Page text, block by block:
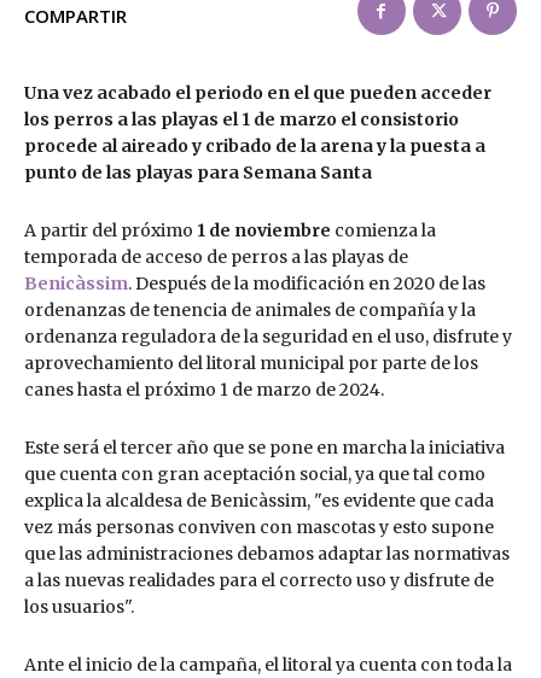
COMPARTIR
Una vez acabado el periodo en el que pueden acceder
los perros a las playas el 1 de marzo el consistorio
procede al aireado y cribado de la arena y la puesta a
punto de las playas para Semana Santa
A partir del próximo 1 de noviembre comienza la
temporada de acceso de perros a las playas de
Benicàssim. Después de la modificación en 2020 de las
ordenanzas de tenencia de animales de compañía y la
ordenanza reguladora de la seguridad en el uso, disfrute y
aprovechamiento del litoral municipal por parte de los
canes hasta el próximo 1 de marzo de 2024.
Este será el tercer año que se pone en marcha la iniciativa
que cuenta con gran aceptación social, ya que tal como
explica la alcaldesa de Benicàssim, "es evidente que cada
vez más personas conviven con mascotas y esto supone
que las administraciones debamos adaptar las normativas
a las nuevas realidades para el correcto uso y disfrute de
los usuarios".
Ante el inicio de la campaña, el litoral ya cuenta con toda la